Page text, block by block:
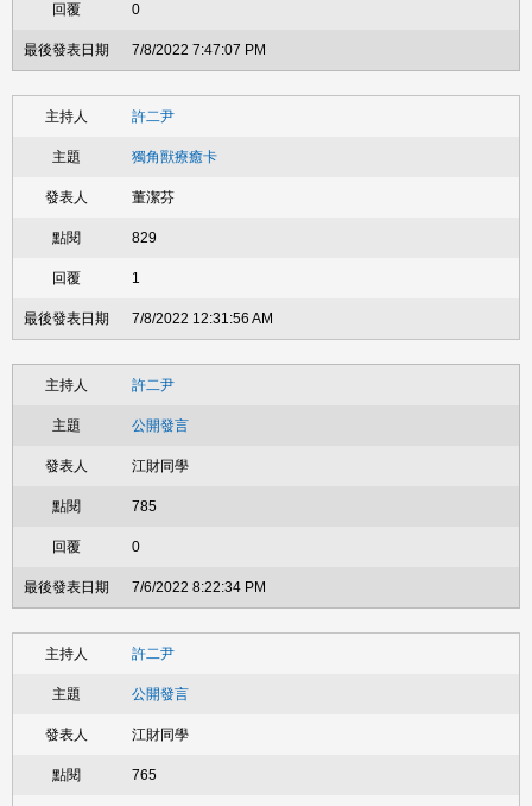
0
7/8/2022 7:47:07 PM
許二尹
獨角獸療癒卡
董潔芬
829
1
7/8/2022 12:31:56 AM
許二尹
公開發言
江財同學
785
0
7/6/2022 8:22:34 PM
許二尹
公開發言
江財同學
765